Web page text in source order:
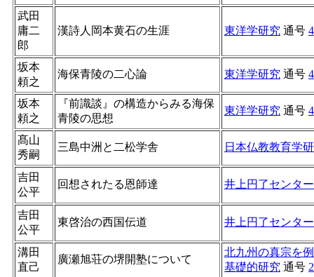
武田
庸二
郎
漢詩人岡本黄石の生涯 東洋学研究 通号
坂本
頼之
海保青陵の二心論 東洋学研究 通号
坂本
頼之
『前識談』の構造からみる海保
青陵の思想
東洋学研究 通号
髙山
秀嗣
三島中洲と二松学舎 日本仏教教育学
吉田
公平
回想されたる恩師達 井上円了センタ
吉田
公平
東啓治の西国伝道 井上円了センタ
溝田
直己
廣瀬旭荘の堺開塾について
北九州の真宗を
基礎的研究 通号